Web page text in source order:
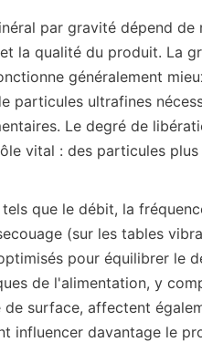
par gravité dépend
la qualité du produit. La
généralement
particules ultrafines
Le degré de
vital : des particules
que le débit, la
(sur les tables
pour équilibrer le
de l'alimentation, y
surface, affectent
influencer davantage le